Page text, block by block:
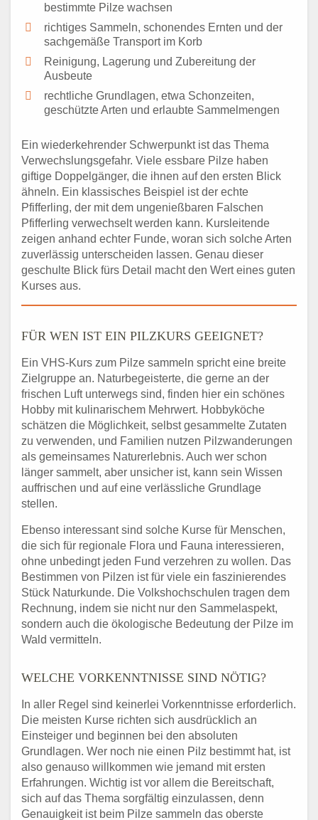
bestimmte Pilze wachsen
richtiges Sammeln, schonendes Ernten und der
sachgemäße Transport im Korb
Reinigung, Lagerung und Zubereitung der
Ausbeute
rechtliche Grundlagen, etwa Schonzeiten,
geschützte Arten und erlaubte Sammelmengen
Ein wiederkehrender Schwerpunkt ist das Thema
Verwechslungsgefahr. Viele essbare Pilze haben
giftige Doppelgänger, die ihnen auf den ersten Blick
ähneln. Ein klassisches Beispiel ist der echte
Pfifferling, der mit dem ungenießbaren Falschen
Pfifferling verwechselt werden kann. Kursleitende
zeigen anhand echter Funde, woran sich solche Arten
zuverlässig unterscheiden lassen. Genau dieser
geschulte Blick fürs Detail macht den Wert eines guten
Kurses aus.
FÜR WEN IST EIN PILZKURS GEEIGNET?
Ein VHS-Kurs zum Pilze sammeln spricht eine breite
Zielgruppe an. Naturbegeisterte, die gerne an der
frischen Luft unterwegs sind, finden hier ein schönes
Hobby mit kulinarischem Mehrwert. Hobbyköche
schätzen die Möglichkeit, selbst gesammelte Zutaten
zu verwenden, und Familien nutzen Pilzwanderungen
als gemeinsames Naturerlebnis. Auch wer schon
länger sammelt, aber unsicher ist, kann sein Wissen
auffrischen und auf eine verlässliche Grundlage
stellen.
Ebenso interessant sind solche Kurse für Menschen,
die sich für regionale Flora und Fauna interessieren,
ohne unbedingt jeden Fund verzehren zu wollen. Das
Bestimmen von Pilzen ist für viele ein faszinierendes
Stück Naturkunde. Die Volkshochschulen tragen dem
Rechnung, indem sie nicht nur den Sammelaspekt,
sondern auch die ökologische Bedeutung der Pilze im
Wald vermitteln.
WELCHE VORKENNTNISSE SIND NÖTIG?
In aller Regel sind keinerlei Vorkenntnisse erforderlich.
Die meisten Kurse richten sich ausdrücklich an
Einsteiger und beginnen bei den absoluten
Grundlagen. Wer noch nie einen Pilz bestimmt hat, ist
also genauso willkommen wie jemand mit ersten
Erfahrungen. Wichtig ist vor allem die Bereitschaft,
sich auf das Thema sorgfältig einzulassen, denn
Genauigkeit ist beim Pilze sammeln das oberste